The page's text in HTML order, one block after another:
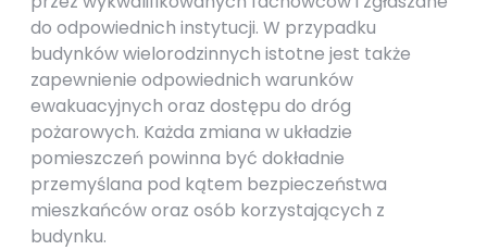
do odpowiednich instytucji. W przypadku
budynków wielorodzinnych istotne jest także
zapewnienie odpowiednich warunków
ewakuacyjnych oraz dostępu do dróg
pożarowych. Każda zmiana w układzie
pomieszczeń powinna być dokładnie
przemyślana pod kątem bezpieczeństwa
mieszkańców oraz osób korzystających z
budynku.